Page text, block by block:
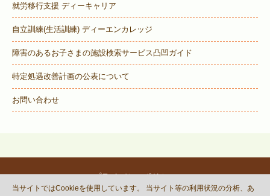
就労移行支援 ディーキャリア
自立訓練(生活訓練) ディーエンカレッジ
障害のあるお子さまの施設検索サービス凸凹ガイド
特定処遇改善計画の公表について
お問い合わせ
プライバシーポリシー
© DECOBOCO BASE Co.,Ltd.
当サイトではCookieを使用しています。 当サイト等の利用状況の分析、あ